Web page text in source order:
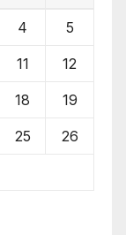
4 5
11 12
18 19
25 26